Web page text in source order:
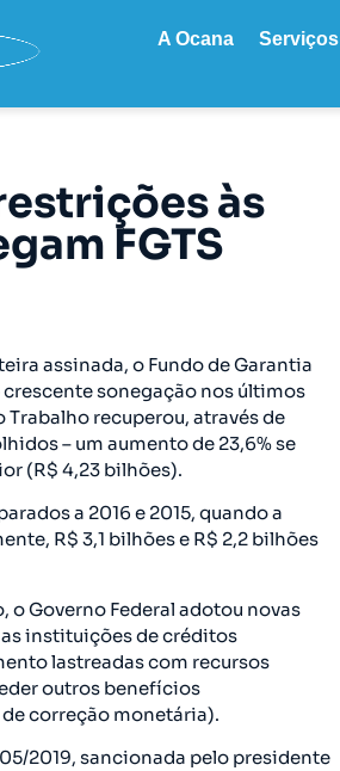
A Ocana Serviços
às
FGTS
assinada, o Fundo de Garantia
sonegação nos últimos
recuperou, através de
– um aumento de 23,6% se
(R$ 4,23 bilhões).
a 2016 e 2015, quando a
R$ 3,1 bilhões e R$ 2,2 bilhões
Governo Federal adotou novas
instituições de créditos
lastreadas com recursos
outros benefícios
correção monetária).
2019, sancionada pelo presidente